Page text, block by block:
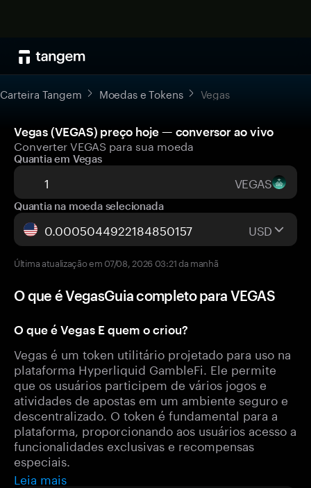
Carteira Tangem Moedas e Tokens Vegas
Vegas (VEGAS) preço hoje — conversor ao vivo
Converter VEGAS para sua moeda
Quantia em Vegas
VEGAS
Quantia na moeda selecionada
USD
Última atualização em 07/08, 2026 03:21 da manhã
O que é VegasGuia completo para VEGAS
O que é Vegas E quem o criou?
Vegas é um token utilitário projetado para uso na
plataforma Hyperliquid GambleFi. Ele permite
que os usuários participem de vários jogos e
atividades de apostas em um ambiente seguro e
descentralizado. O token é fundamental para a
plataforma, proporcionando aos usuários acesso a
funcionalidades exclusivas e recompensas
especiais.
Leia mais